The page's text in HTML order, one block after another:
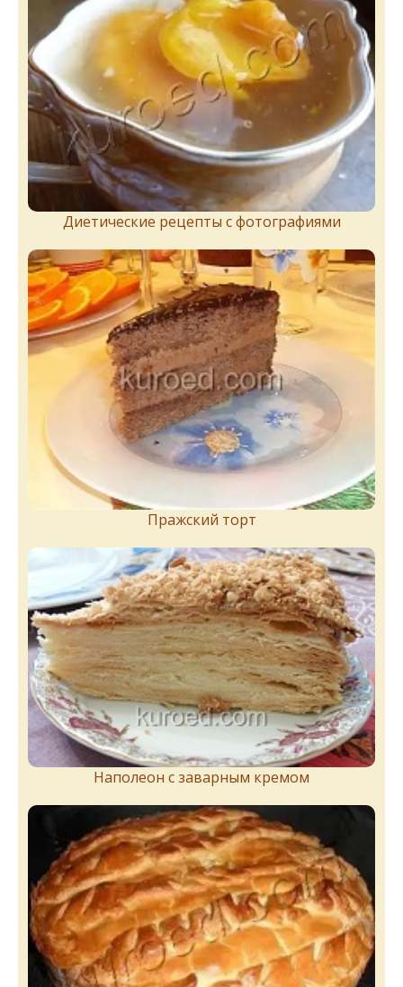
Диетические рецепты с фотографиями
Пражский торт
Наполеон с заварным кремом